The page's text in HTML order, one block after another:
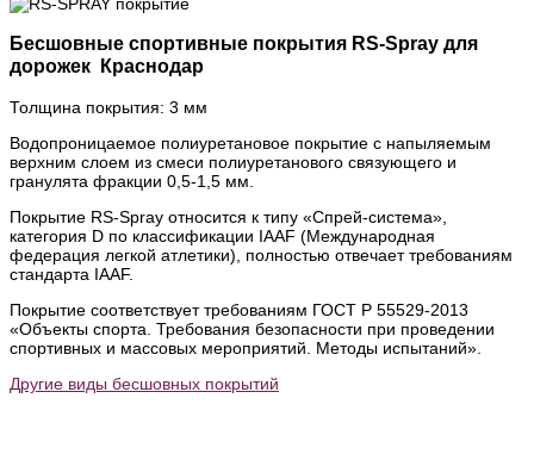
Бесшовные спортивные покрытия RS-Spray для
дорожек Краснодар
Толщина покрытия: 3 мм
Водопроницаемое полиуретановое покрытие с напыляемым
верхним слоем из смеси полиуретанового связующего и
гранулята фракции 0,5-1,5 мм.
Покрытие RS-Spray относится к типу «Спрей-система»,
категория D по классификации IAAF (Международная
федерация легкой атлетики), полностью отвечает требованиям
стандарта IAAF.
Покрытие соответствует требованиям ГОСТ Р 55529-2013
«Объекты спорта. Требования безопасности при проведении
спортивных и массовых мероприятий. Методы испытаний».
Другие виды бесшовных покрытий